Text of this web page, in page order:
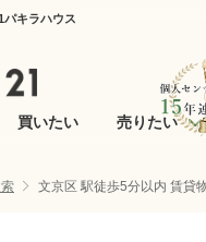
パキラハウス
買いたい 売りたい
文京区 駅徒歩5分以内 賃貸